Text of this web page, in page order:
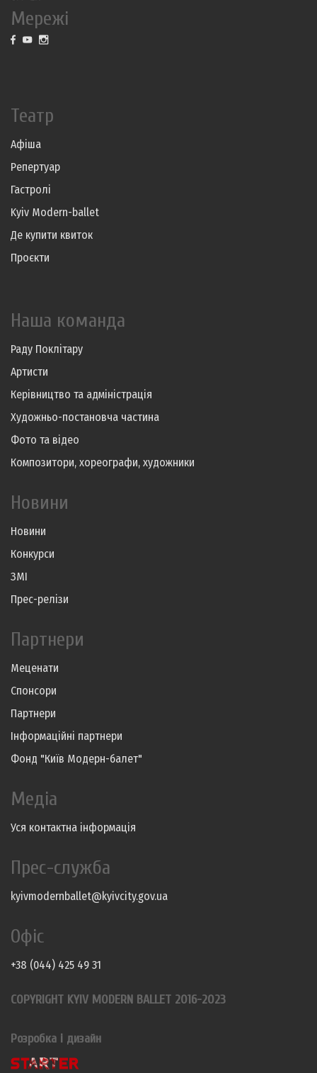
Мережі
Театр
Афіша
Репертуар
Гастролі
Kyiv Modern-ballet
Де купити квиток
Проєкти
Наша команда
Раду Поклітару
Артисти
Керівництво та адміністрація
Художньо-постановча частина
Фото та відео
Композитори, хореографи, художники
Новини
Новини
Конкурси
ЗМІ
Прес-релізи
Партнери
Меценати
Спонсори
Партнери
Інформаційні партнери
Фонд "Київ Модерн-балет"
Медіа
Уся контактна інформація
Прес-служба
kyivmodernballet@kyivcity.gov.ua
Офіс
+38 (044) 425 49 31
COPYRIGHT KYIV MODERN BALLET 2016-2023
Розробка і дизайн